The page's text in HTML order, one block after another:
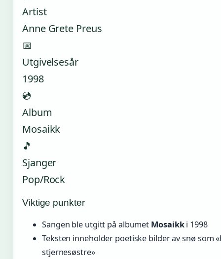
Artist
Anne Grete Preus
📅
Utgivelsesår
1998
💿
Album
Mosaikk
🎵
Sjanger
Pop/Rock
Viktige punkter
Sangen ble utgitt på albumet Mosaikki 1998
Teksten inneholder poetiske bilder av snø som
stjernesøstre»